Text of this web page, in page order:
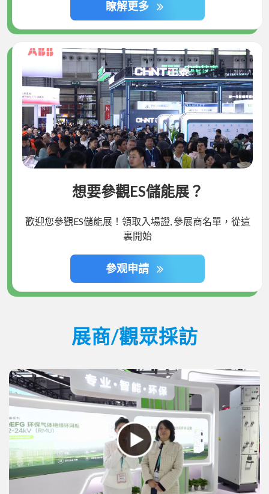
瞭解更多
想要參觀ES儲能展？
歡迎您參觀ES儲能展！領取入場證, 參展商名單，從這
裏開始
參观申請
展商/觀眾採訪